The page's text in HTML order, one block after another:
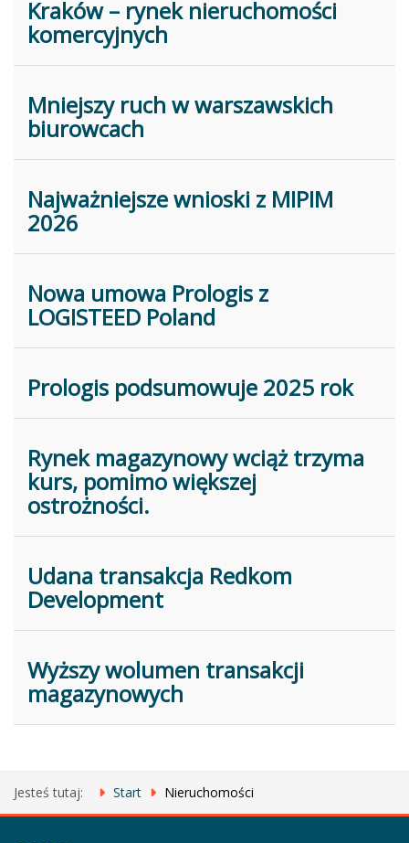
Kraków – rynek nieruchomości
komercyjnych
Mniejszy ruch w warszawskich
biurowcach
Najważniejsze wnioski z MIPIM
2026
Nowa umowa Prologis z
LOGISTEED Poland
Prologis podsumowuje 2025 rok
Rynek magazynowy wciąż trzyma
kurs, pomimo większej
ostrożności.
Udana transakcja Redkom
Development
Wyższy wolumen transakcji
magazynowych
Jesteś tutaj: Start Nieruchomości